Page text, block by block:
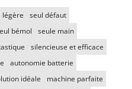
légère
seul défaut
bémol
seule main
silencieuse et efficace
autonomie batterie
idéale
machine parfaite